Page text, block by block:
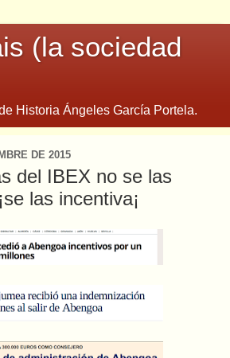
(la sociedad
Historia Ángeles García Portela.
DE 2015
del IBEX no se las
las incentiva¡